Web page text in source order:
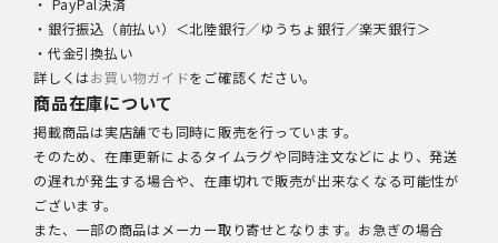
・ PayPal決済
・銀行振込（前払い）＜北陸銀行／ゆうちょ銀行／楽天銀行＞
・代金引換払い
詳しくはお買い物ガイドをご確認ください。
商品在庫について
掲載商品は実店舗でも同時に販売を行っています。
そのため、在庫更新によるタイムラグや同時注文などにより、発送
の遅れが発生する場合や、在庫切れで販売が出来なくなる可能性が
ございます。
また、一部の商品はメーカー取り寄せとなります。お急ぎの場合